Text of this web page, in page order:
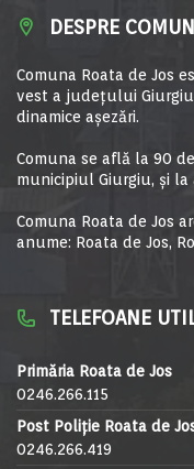
DESPRE
Comuna Roata de Jos
vest a judeţului
dinamice aşezări.
Comuna se află la 90
municipiul Giurgiu, şi
Comuna Roata de Jos
anume: Roata de Jos,
TELEFOANE
Primăria Roata de Jos
0246.266.115
Post Poliție Roata de
0246.266.419